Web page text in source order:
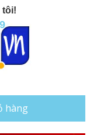
hàng
tôi!